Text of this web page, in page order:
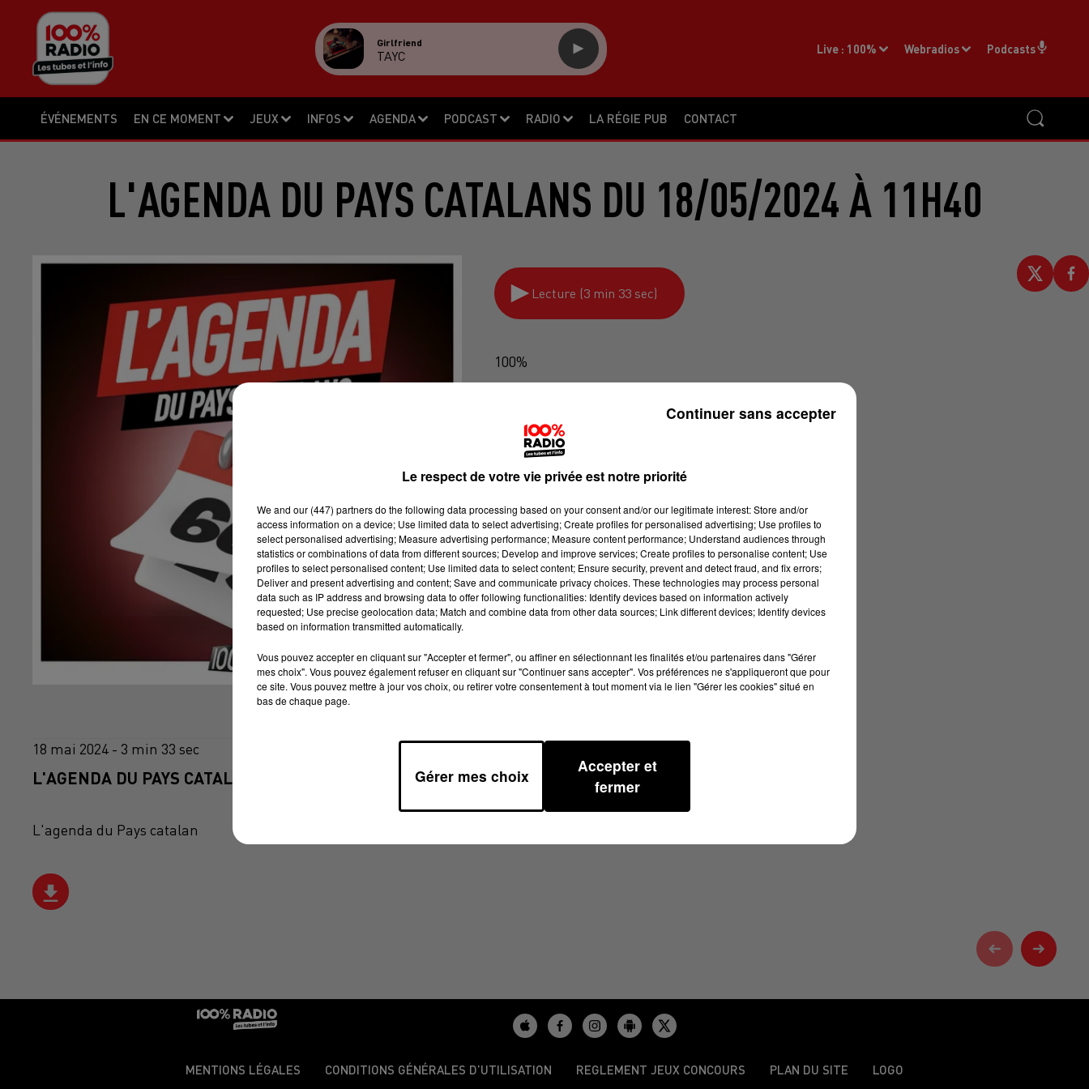
ÉVÉNEMENTS EN CE MOMENT JEUX INFOS AGENDA PODCAST RADIO LA RÉGIE PUB CONTACT
Live : 100% Webradios Podcasts
Girlfriend
TAYC
L'AGENDA DU PAYS CATALANS DU 18/05/2024 À 11H40
Lecture (3 min 33 sec)
100%
18 mai 2024 - 3 min 33 sec
L'AGENDA DU PAYS CATALANS DU 18/05/2024 À 11H40
L'agenda du Pays catalan
MENTIONS LÉGALES CONDITIONS GÉNÉRALES D’UTILISATION REGLEMENT JEUX CONCOURS PLAN DU SITE LOGO
Le respect de votre vie privée est notre priorité
We and our (447) partnersdo the following data processing based on your consent and/or our legitimate interest: Store and/or
access information on a device; Use limited data to select advertising; Create profiles for personalised advertising; Use profiles to
select personalised advertising; Measure advertising performance; Measure content performance; Understand audiences through
statistics or combinations of data from different sources; Develop and improve services; Create profiles to personalise content; Use
profiles to select personalised content; Use limited data to select content; Ensure security, prevent and detect fraud, and fix errors;
Deliver and present advertising and content; Save and communicate privacy choices. These technologies may process personal
data such as IP address and browsing data to offer following functionalities: Identify devices based on information actively
requested; Use precise geolocation data; Match and combine data from other data sources; Link different devices; Identify devices
based on information transmitted automatically.
Vous pouvez accepter en cliquant sur "Accepter et fermer", ou affiner en sélectionnant les finalités et/ou partenaires dans "Gérer
mes choix". Vous pouvez également refuser en cliquant sur "Continuer sans accepter". Vos préférences ne s'appliqueront que pour
ce site. Vous pouvez mettre à jour vos choix, ou retirer votre consentement à tout moment via le lien "Gérer les cookies" situé en
bas de chaque page.
Gérer mes choix
Accepter et
fermer
Continuer sans accepter